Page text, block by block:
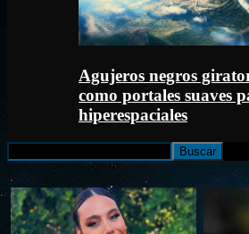
Agujeros negros
como portales suaves
hiperespaciales